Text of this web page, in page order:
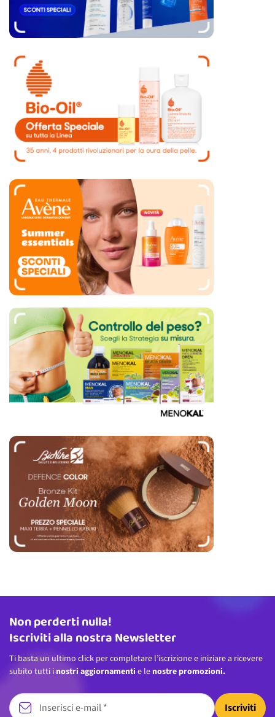
Indirizzo email
Non perderti nulla!
Iscriviti alla nostra Newsletter
Ti basta un ultimo click per completare l’iscrizione e iniziare a ricevere
subito tutti i nostri aggiornamenti e le nostre promozioni.
Iscriviti